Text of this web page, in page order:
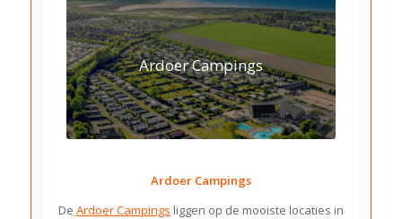
Ardoer Campings
Ardoer Campings
De Ardoer Campings liggen op de mooiste locaties in